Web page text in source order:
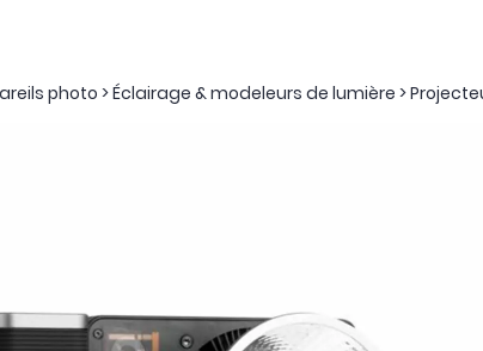
photo >Éclairage & modeleurs de lumière >